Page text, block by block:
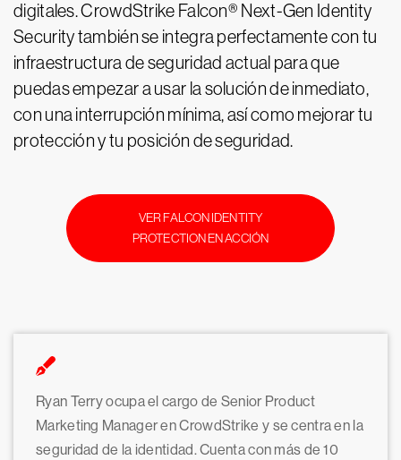
digitales. CrowdStrike Falcon® Next-Gen Identity
Security también se integra perfectamente con tu
infraestructura de seguridad actual para que
puedas empezar a usar la solución de inmediato,
con una interrupción mínima, así como mejorar tu
protección y tu posición de seguridad.
VER FALCON IDENTITY
PROTECTION EN ACCIÓN
Ryan Terry ocupa el cargo de Senior Product
Marketing Manager en CrowdStrike y se centra en la
seguridad de la identidad. Cuenta con más de 10